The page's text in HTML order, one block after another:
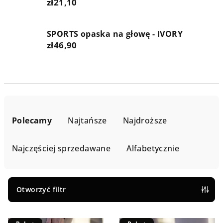
SPORTS opaska na głowę - IVORY
zł46,90
w
n
Polecamy Najtańsze Najdroższe
Najczęściej sprzedawane Alfabetycznie
Otworzyć filtr
L